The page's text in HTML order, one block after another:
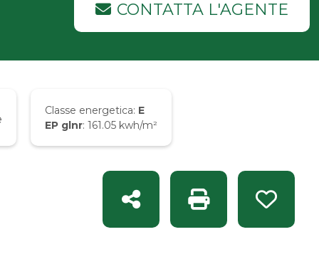
CONTATTA L'AGENTE
Classe energetica: E
EP glnr: 161.05 kwh/m²
Stampa: Rif. REG
Condividi